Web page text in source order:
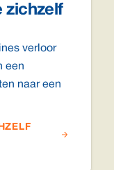
zichzelf
verloor
een
naar een